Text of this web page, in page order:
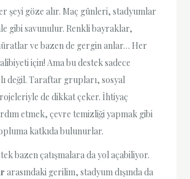
şeyi göze alır. Maç günleri, stadyumlar
gibi savunulur. Renkli bayraklar,
ve bazen de gergin anlar… Her
için! Ama bu destek sadece
değil. Taraftar grupları, sosyal
de dikkat çeker. İhtiyaç
etmek, çevre temizliği yapmak gibi
katkıda bulunurlar.
bazen çatışmalara da yol açabiliyor.
arasındaki gerilim, stadyum dışında da